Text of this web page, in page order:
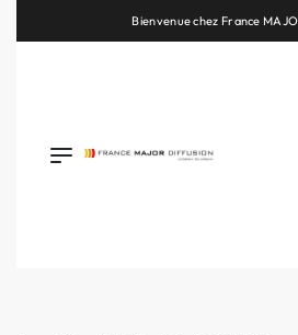
Bienvenue chez France
Retrouvez les plus belles marques de la HiFi, de